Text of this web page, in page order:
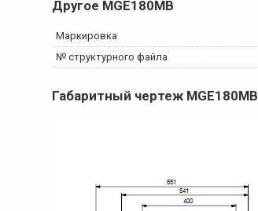
Другое MGE180MB
Маркировка
№ структурного файла
Габаритный чертеж MGE180MB